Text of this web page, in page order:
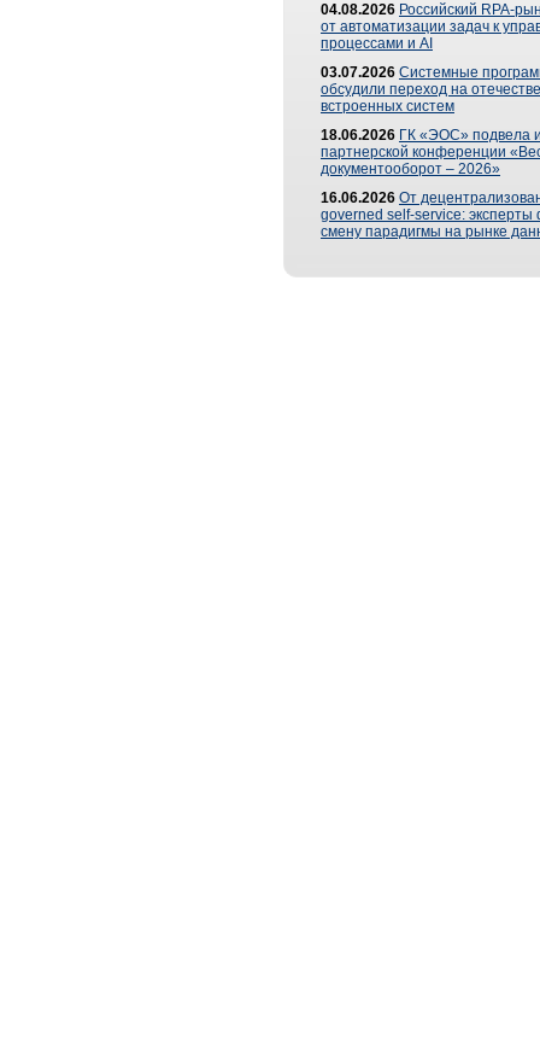
04.08.2026 Российский RPA-
от автоматизации задач к
процессами и AI
03.07.2026 Системные
обсудили переход на
встроенных систем
18.06.2026 ГК «ЭОС» подвела
партнерской конференции
документооборот – 2026»
16.06.2026 От
governed self-service: эксперты
смену парадигмы на рынке